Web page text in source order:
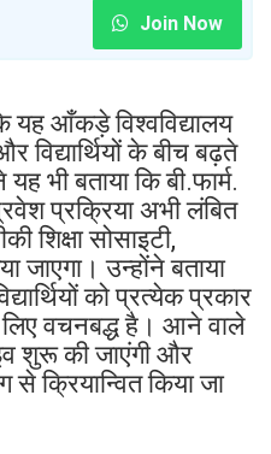
Join Now
यह आँकड़े विश्वविद्यालय
विद्यार्थियों के बीच बढ़ते
भी बताया कि बी.फार्म.
प्रक्रिया अभी लंबित
शिक्षा सोसाइटी,
जाएगा। उन्होंने बताया
को प्रत्येक प्रकार
वचनबद्ध है। आने वाले
शुरू की जाएंगी और
से क्रियान्वित किया जा